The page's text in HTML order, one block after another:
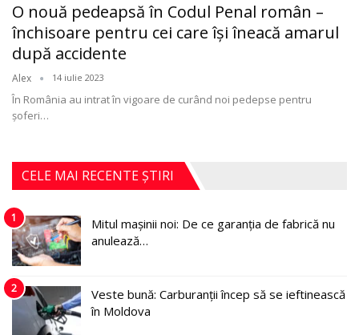
O nouă pedeapsă în Codul Penal român –
închisoare pentru cei care îşi îneacă amarul
după accidente
Alex 14 iulie 2023
În România au intrat în vigoare de curând noi pedepse pentru
şoferi…
CELE MAI RECENTE ȘTIRI
1
Mitul mașinii noi: De ce garanția de fabrică nu
anulează…
2
Veste bună: Carburanții încep să se ieftinească
în Moldova